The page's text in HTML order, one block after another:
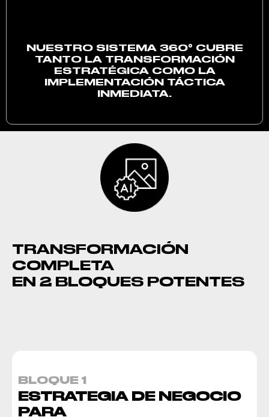
NUESTRO SISTEMA 360° CUBRE
TANTO LA TRANSFORMACIÓN
ESTRATÉGICA COMO LA
IMPLEMENTACIÓN TÁCTICA
INMEDIATA.
TRANSFORMACIÓN
COMPLETA
EN 2 BLOQUES POTENTES
BLOQUE 1
ESTRATEGIA DE NEGOCIO
PARA